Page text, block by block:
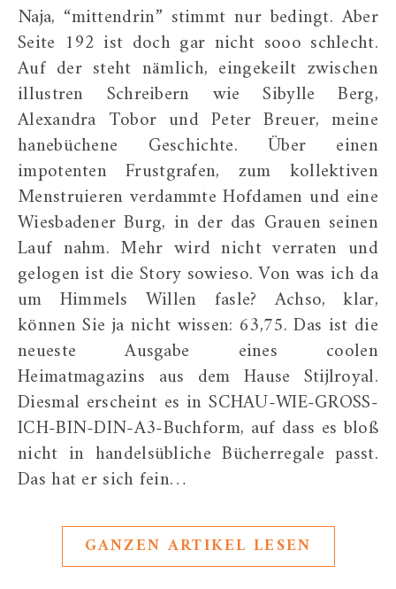
Naja, “mittendrin” stimmt nur bedingt. Aber
Seite 192 ist doch gar nicht sooo schlecht.
Auf der steht nämlich, eingekeilt zwischen
illustren Schreibern wie Sibylle Berg,
Alexandra Tobor und Peter Breuer, meine
hanebüchene Geschichte. Über einen
impotenten Frustgrafen, zum kollektiven
Menstruieren verdammte Hofdamen und eine
Wiesbadener Burg, in der das Grauen seinen
Lauf nahm. Mehr wird nicht verraten und
gelogen ist die Story sowieso. Von was ich da
um Himmels Willen fasle? Achso, klar,
können Sie ja nicht wissen: 63,75. Das ist die
neueste Ausgabe eines coolen
Heimatmagazins aus dem Hause Stijlroyal.
Diesmal erscheint es in SCHAU-WIE-GROSS-
ICH-BIN-DIN-A3-Buchform, auf dass es bloß
nicht in handelsübliche Bücherregale passt.
Das hat er sich fein…
GANZEN ARTIKEL LESEN